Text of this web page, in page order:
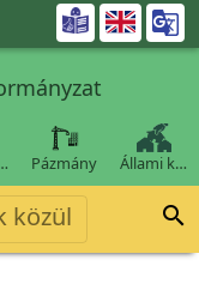

Pázmány Állami k…
közül 